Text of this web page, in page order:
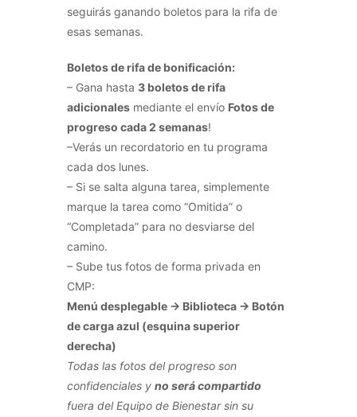
seguirás ganando boletos para la rifa de
esas semanas.
Boletos de rifa de bonificación:
– Gana hasta 3 boletos de rifa
adicionales mediante el envío Fotos de
progreso cada 2 semanas!
–Verás un recordatorio en tu programa
cada dos lunes.
– Si se salta alguna tarea, simplemente
marque la tarea como “Omitida” o
“Completada” para no desviarse del
camino.
– Sube tus fotos de forma privada en
CMP:
Menú desplegable → Biblioteca → Botón
de carga azul (esquina superior
derecha)
Todas las fotos del progreso son
confidenciales y no será compartido
fuera del Equipo de Bienestar sin su